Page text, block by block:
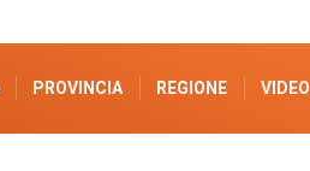
PROVINCIA REGIONE VIDEO